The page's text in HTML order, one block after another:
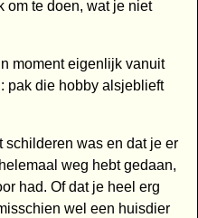
om te doen, wat je niet
moment eigenlijk vanuit
pak die hobby alsjeblieft
schilderen was en dat je er
weg hebt gedaan,
had. Of dat je heel erg
wel een huisdier